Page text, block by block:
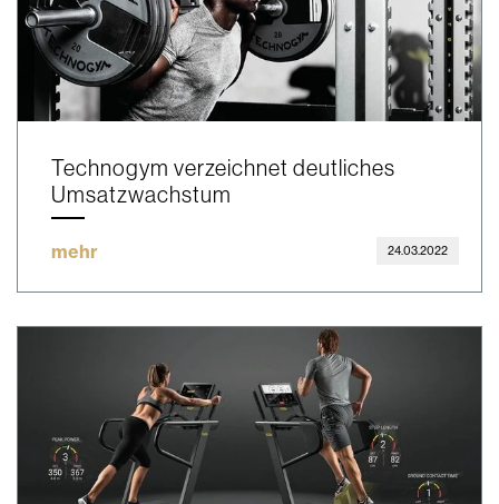
Technogym verzeichnet deutliches
Umsatzwachstum
mehr 24.03.2022